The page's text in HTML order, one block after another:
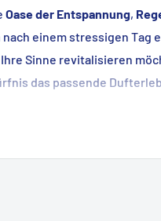
Oase der Entspannung,
nach einem stressigen Tag
Sinne revitalisieren
das passende